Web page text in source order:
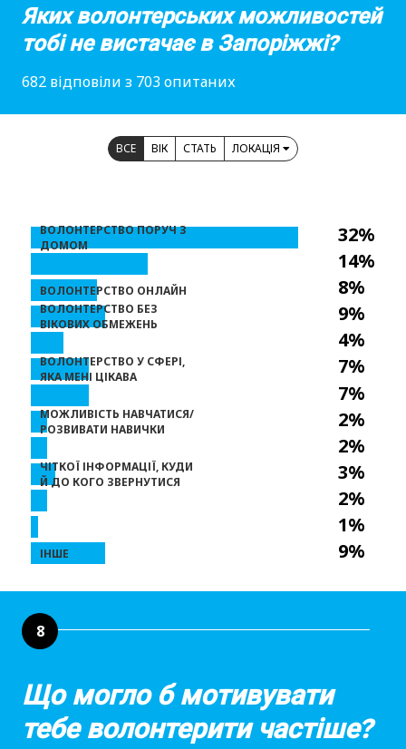
Яких волонтерських можливостей
тобі не вистачає в Запоріжжі?
682 відповіли з 703 опитаних
ВСЕ ВІК СТАТЬ ЛОКАЦІЯ
32%
14%
8%
9%
4%
7%
7%
2%
2%
3%
2%
1%
9%
ВОЛОНТЕРСТВО ПОРУЧ З
ДОМОМ
ВОЛОНТЕРСТВО ОНЛАЙН
ВОЛОНТЕРСТВО БЕЗ
ВІКОВИХ ОБМЕЖЕНЬ
ВОЛОНТЕРСТВО У СФЕРІ,
ЯКА МЕНІ ЦІКАВА
МОЖЛИВІСТЬ НАВЧАТИСЯ/
РОЗВИВАТИ НАВИЧКИ
ЧІТКОЇ ІНФОРМАЦІЇ, КУДИ
Й ДО КОГО ЗВЕРНУТИСЯ
ІНШЕ
8
Що могло б мотивувати
тебе волонтерити частіше?